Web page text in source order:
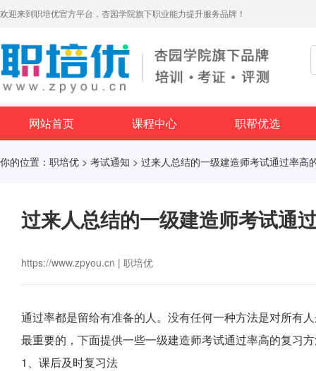
欢迎来到职培优官方平台，杏园学院旗下职业能力提升服务品牌！
网站首页 课程中心 职帮优选
你的位置： 职培优 > 考试通知 > 过来人总结的一级建造师考试通过率高
过来人总结的一级建造师考试通
https://www.zpyou.cn | 职培优
通过率都是留给有准备的人。 没有任何一种方法是对所有
最重要的，下面提供一些一级建造师考试通过率高的复习
1、课后及时复习法